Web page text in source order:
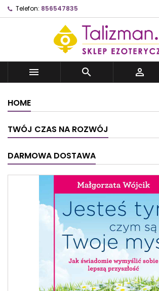
Telefon: 856547835
  
HOME
TWÓJ CZAS NA ROZWÓJ
DARMOWA DOSTAWA